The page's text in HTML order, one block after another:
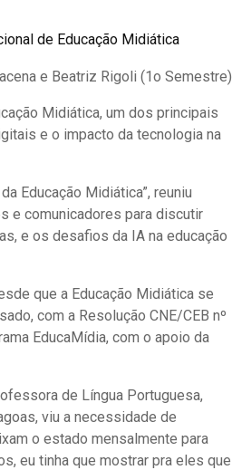
de Educação Midiática
e Beatriz Rigoli (1o Semestre)
Midiática, um dos principais
e o impacto da tecnologia na
Educação Midiática”, reuniu
e comunicadores para discutir
e os desafios da IA na educação
que a Educação Midiática se
com a Resolução CNE/CEB nº
EducaMídia, com o apoio da
de Língua Portuguesa,
viu a necessidade de
o estado mensalmente para
eu tinha que mostrar pra eles que